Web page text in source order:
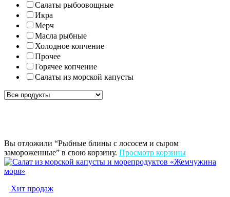
Салаты рыбоовощные
Икра
Мерч
Масла рыбные
Холодное копчение
Прочее
Горячее копчение
Салаты из морской капусты
Вы отложили “Рыбные блины с лососем и сыром
замороженные” в свою корзину. Просмотр корзины
Хит продаж